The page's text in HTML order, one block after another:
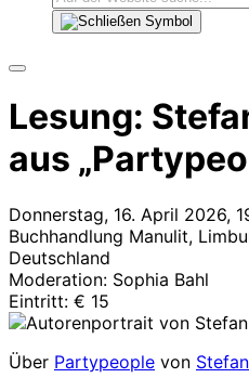
Lesung:
aus
Donnerstag, 16. April 2026,
Buchhandlung Manulit,
Deutschland
Moderation: Sophia Bahl
Eintritt: € 15
Über Partypeople von